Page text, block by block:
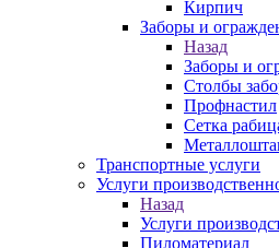
Кирпич
Заборы и
Назад
Заборы и
Столбы
Профнастил
Сетка
Транспортные услуги
Услуги
Назад
Услуги
Пиломатериал